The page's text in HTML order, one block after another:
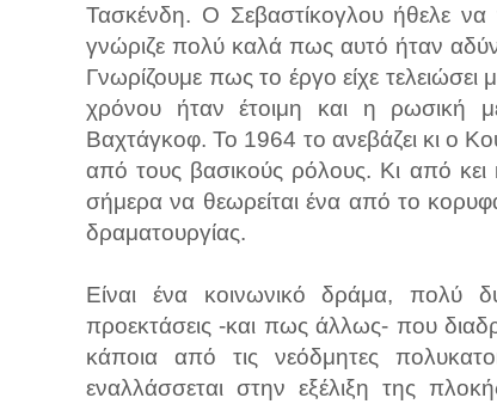
Τασκένδη. Ο Σεβαστίκογλου ήθελε να
γνώριζε πολύ καλά πως αυτό ήταν
Γνωρίζουμε πως το έργο είχε τελειώσει
χρόνου ήταν έτοιμη και η ρωσική
Βαχτάγκοφ. Το 1964 το ανεβάζει κι ο
από τους βασικούς ρόλους. Κι από κει
σήμερα να θεωρείται ένα από το
δραματουργίας.
Είναι ένα κοινωνικό δράμα, πολύ
προεκτάσεις -και πως άλλως- που
κάποια από τις νεόδμητες
εναλλάσσεται στην εξέλιξη της